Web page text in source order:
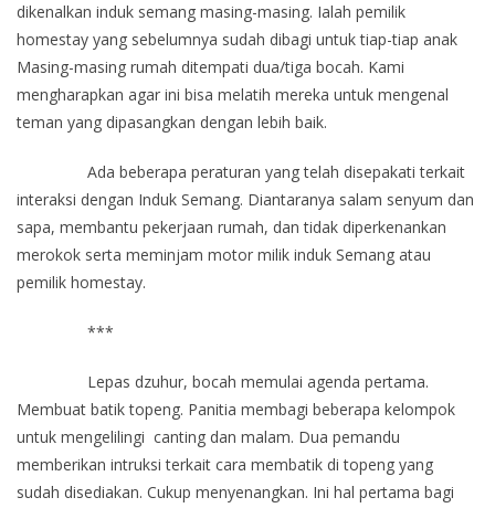
dikenalkan induk semang masing-masing. Ialah pemilik
homestay yang sebelumnya sudah dibagi untuk tiap-tiap anak
Masing-masing rumah ditempati dua/tiga bocah. Kami
mengharapkan agar ini bisa melatih mereka untuk mengenal
teman yang dipasangkan dengan lebih baik.
Ada beberapa peraturan yang telah disepakati terkait
interaksi dengan Induk Semang. Diantaranya salam senyum dan
sapa, membantu pekerjaan rumah, dan tidak diperkenankan
merokok serta meminjam motor milik induk Semang atau
pemilik homestay.
***
Lepas dzuhur, bocah memulai agenda pertama.
Membuat batik topeng. Panitia membagi beberapa kelompok
untuk mengelilingi canting dan malam. Dua pemandu
memberikan intruksi terkait cara membatik di topeng yang
sudah disediakan. Cukup menyenangkan. Ini hal pertama bagi